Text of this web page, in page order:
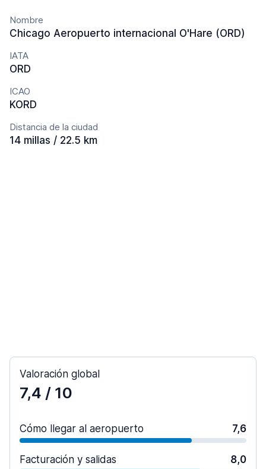
Nombre
Chicago Aeropuerto internacional O'Hare (ORD)
IATA
ORD
ICAO
KORD
Distancia de la ciudad
14 millas / 22.5 km
Valoración global
7,4 / 10
Cómo llegar al aeropuerto 7,6
Facturación y salidas 8,0